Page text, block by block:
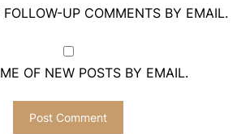
FOLLOW-UP COMMENTS BY EMAIL.
OF NEW POSTS BY EMAIL.